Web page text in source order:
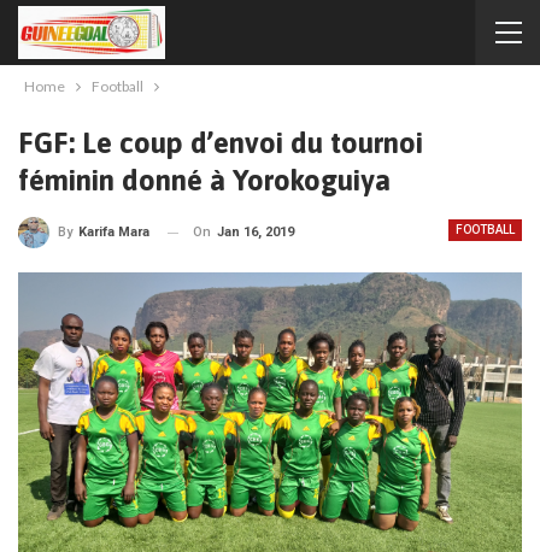
Home Football
FGF: Le coup d’envoi du tournoi
féminin donné à Yorokoguiya
FOOTBALL
By Karifa Mara On Jan 16, 2019